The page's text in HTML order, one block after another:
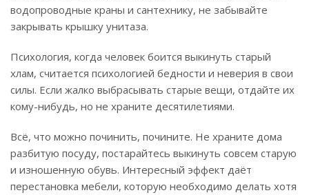
водопроводные краны и сантехнику, не забывайте
закрывать крышку унитаза.
Психология, когда человек боится выкинуть старый
хлам, считается психологией бедности и неверия в свои
силы. Если жалко выбрасывать старые вещи, отдайте их
кому-нибудь, но не храните десятилетиями.
Всё, что можно починить, почините. Не храните дома
разбитую посуду, постарайтесь выкинуть совсем старую
и изношенную обувь. Интересный эффект даёт
перестановка мебели, которую необходимо делать хотя